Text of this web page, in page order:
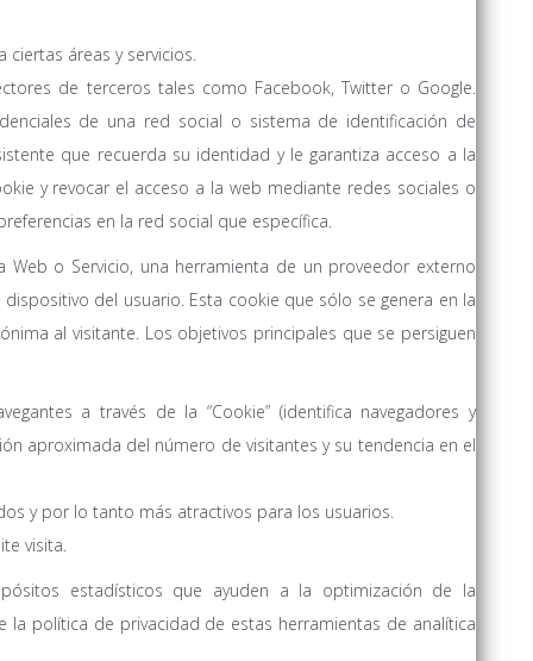
áreas y servicios.
de terceros tales como Facebook, Twitter o Google.
de una red social o sistema de identificación de
que recuerda su identidad y le garantiza acceso a la
y revocar el acceso a la web mediante redes sociales o
en la red social que específica.
o Servicio, una herramienta de un proveedor externo
del usuario. Esta cookie que sólo se genera en la
al visitante. Los objetivos principales que se persiguen
a través de la “Cookie” (identifica navegadores y
aproximada del número de visitantes y su tendencia en el
y por lo tanto más atractivos para los usuarios.
visita.
estadísticos que ayuden a la optimización de la
política de privacidad de estas herramientas de analítica